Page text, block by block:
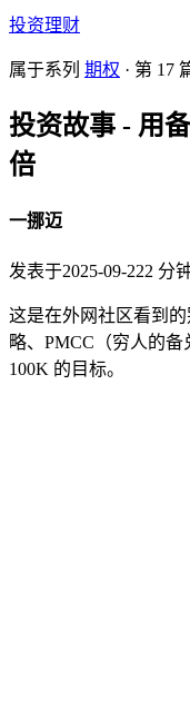
投资理财
属于系列 期权 · 第 17
投资故事 - 用
倍
一挪迈
发表于2025-09-222 分
这是在外网社区看到
略、PMCC（穷人的
100K 的目标。